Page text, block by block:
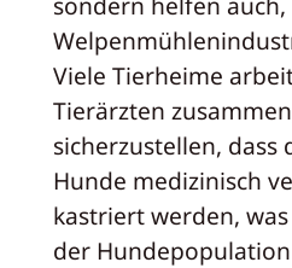
Viele Tierheime
Tierärzten
sicherzustellen,
Hunde medizinisch
kastriert werden,
der